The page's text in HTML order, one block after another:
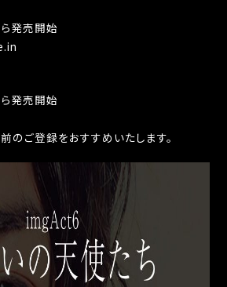
発売開始
発売開始
のご登録をおすすめいたします。